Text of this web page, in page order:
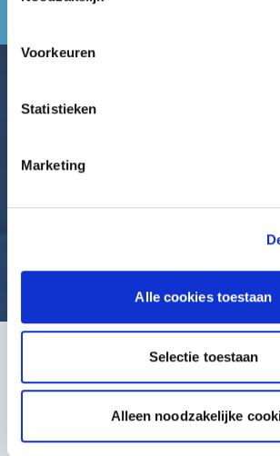
Voorkeuren
Statistieken
Marketing
Alle cookies toestaan
Selectie toestaan
Alleen noodzakelijke
Het beste, de